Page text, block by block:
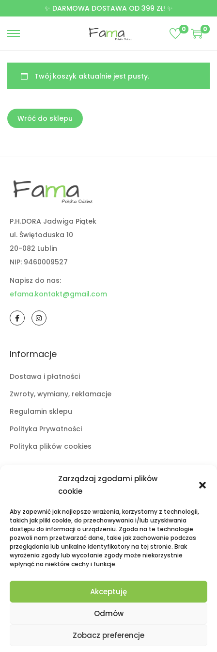
Zarządzaj zgodami plików
cookie
Aby zapewnić jak najlepsze wrażenia, korzystamy z technologii,
takich jak pliki cookie, do przechowywania i/lub uzyskiwania
dostępu do informacji o urządzeniu. Zgoda na te technologie
pozwoli nam przetwarzać dane, takie jak zachowanie podczas
przeglądania lub unikalne identyfikatory na tej stronie. Brak
wyrażenia zgody lub wycofanie zgody może niekorzystnie
wpłynąć na niektóre cechy i funkcje.
Akceptuję
Odmów
Zobacz preferencje
✨ DARMOWA DOSTAWA OD 399 ZŁ! ✨
0 0
Twój koszyk aktualnie jest pusty.
Wróć do sklepu
P.H.DORA Jadwiga Piątek
ul. Świętoduska 10
20-082 Lublin
NIP: 9460009527
Napisz do nas:
efama.kontakt@gmail.com
Informacje
Dostawa i płatności
Zwroty, wymiany, reklamacje
Regulamin sklepu
Polityka Prywatności
Polityka plików cookies
Butiki stacjonarne
ul. Świętoduska 10
mail:fama.lublin@op.pl
tel:+48 601 525 423
Puławy
fama.pulawy@op.pl
tel:+48 695 938 095
Copyright © 2026 Fama – Polska Odzież | Powered by